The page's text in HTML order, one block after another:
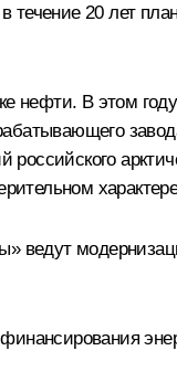
течение 20 лет
нефти. В этом
ведут